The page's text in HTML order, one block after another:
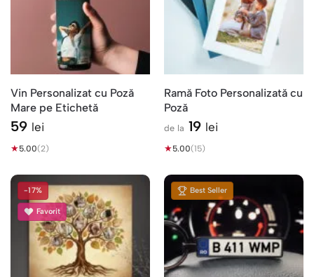
Vin Personalizat cu Poză
Mare pe Etichetă
59 lei
★5.00(2)
Ramă Foto Personalizată cu
Poză
de la 19 lei
★5.00(15)
-17%
Favorit
Best Seller